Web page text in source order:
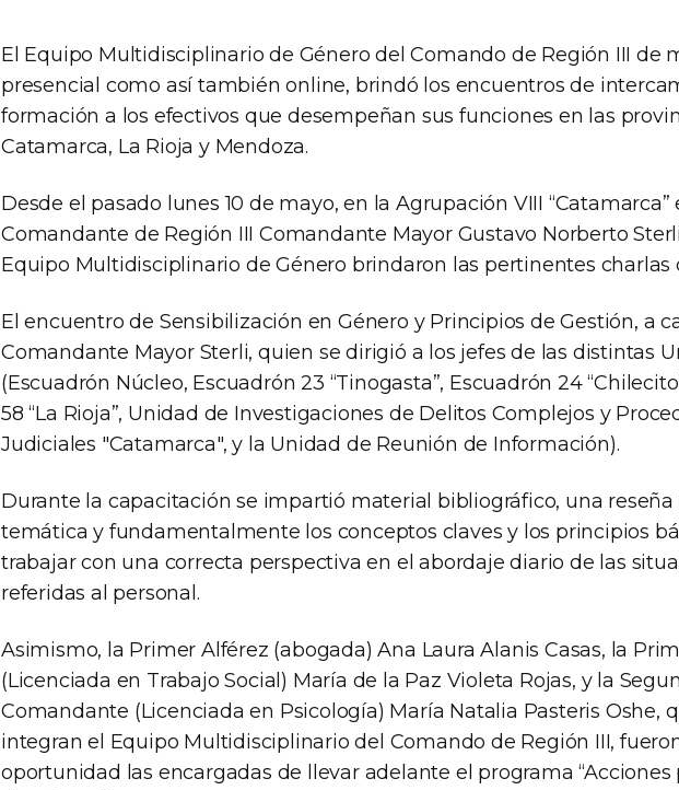
El Equipo Multidisciplinario de Género del Comando de Región III de
presencial como así también online, brindó los encuentros de
formación a los efectivos que desempeñan sus funciones en las
Catamarca, La Rioja y Mendoza.
Desde el pasado lunes 10 de mayo, en la Agrupación VIII “Catamarca”
Comandante de Región III Comandante Mayor Gustavo Norberto
Equipo Multidisciplinario de Género brindaron las pertinentes charlas
El encuentro de Sensibilización en Género y Principios de Gestión, a
Comandante Mayor Sterli, quien se dirigió a los jefes de las distintas
(Escuadrón Núcleo, Escuadrón 23 “Tinogasta”, Escuadrón 24
58 “La Rioja”, Unidad de Investigaciones de Delitos Complejos y
Judiciales "Catamarca", y la Unidad de Reunión de Información).
Durante la capacitación se impartió material bibliográfico, una reseña
temática y fundamentalmente los conceptos claves y los principios
trabajar con una correcta perspectiva en el abordaje diario de las
referidas al personal.
Asimismo, la Primer Alférez (abogada) Ana Laura Alanis Casas, la
(Licenciada en Trabajo Social) María de la Paz Violeta Rojas, y la
Comandante (Licenciada en Psicología) María Natalia Pasteris Oshe,
integran el Equipo Multidisciplinario del Comando de Región III,
oportunidad las encargadas de llevar adelante el programa “Acciones